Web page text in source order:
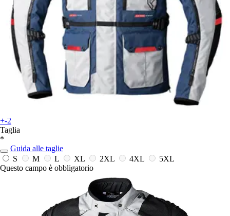
+-2
Taglia
*
Guida alle taglie
S
M L XL 2XL 4XL
5XL
Questo campo è obbligatorio